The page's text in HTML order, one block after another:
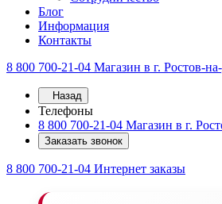
Блог
Информация
Контакты
8 800 700-21-04 Магазин в г. Ростов-
Назад
Телефоны
8 800 700-21-04 Магазин в г.
Заказать звонок
8 800 700-21-04 Интернет заказы